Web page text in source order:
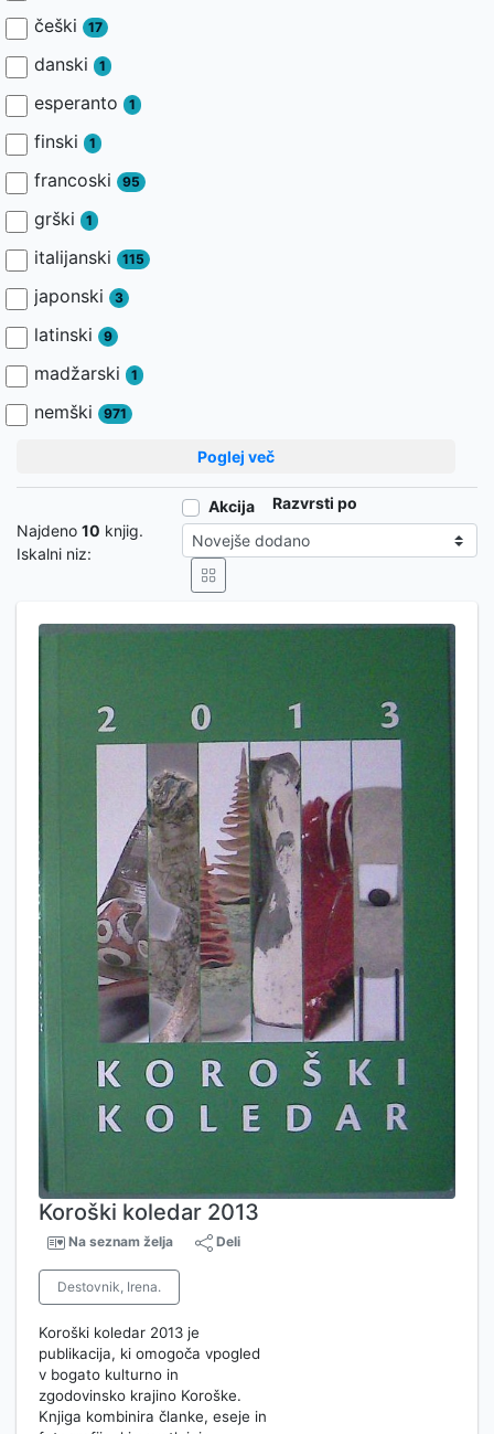
češki 17
danski 1
esperanto 1
finski 1
francoski 95
grški 1
italijanski 115
japonski 3
latinski 9
madžarski 1
nemški 971
Poglej več
Najdeno 10 knjig.
Iskalni niz:
Akcija Razvrsti po
Koroški koledar 2013
Na seznam želja Deli
Destovnik, Irena.
Koroški koledar 2013 je
publikacija, ki omogoča vpogled
v bogato kulturno in
zgodovinsko krajino Koroške.
Knjiga kombinira članke, eseje in